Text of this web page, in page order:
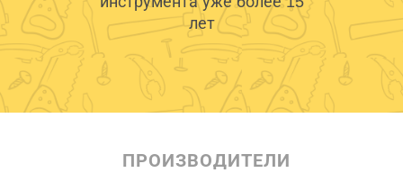
лет
ПРОИЗВОДИТЕЛИ